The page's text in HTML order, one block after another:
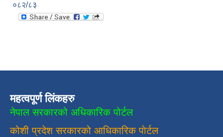
०८२/८३
महत्वपूर्ण लिंकहरु
नेपाल सरकारको अधिकारिक पोर्टल
कोशी प्रदेश सरकारको आधिकारिकपाेर्टल